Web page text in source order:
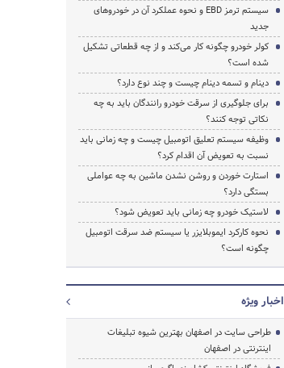
سیستم ترمز EBD و نحوه عملکرد آن در خودروهای
جدید
کولر خودرو چگونه کار می‌کند و از چه قطعاتی تشکیل
شده است؟
دینام و تسمه دینام چیست و چند نوع دارد؟
برای جلوگیری از سرقت خودرو رانندگان باید به چه
نکاتی توجه کنند؟
وظیفه سیستم تعلیق اتومبیل چیست و چه زمانی باید
نسبت به تعویض آن اقدام کرد؟
استارت خوردن و روشن نشدن ماشین به چه عواملی
بستگی دارد؟
لاستیک خودرو چه زمانی باید تعویض شود؟
نحوه کارکرد ایموبلایزر یا سیستم ضد سرقت اتومبیل
چگونه است؟
اخبار ویژه
طراحی سایت در اصفهان بهترین شیوه تبلیغات
اینترنتی در اصفهان